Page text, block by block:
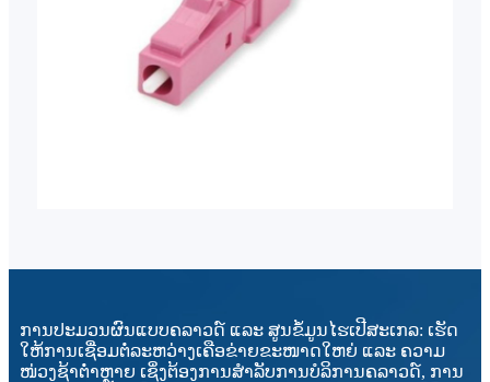
ການປະມວນຜົນແບບຄລາວດ໌ ແລະ ສູນຂໍ້ມູນໄຮເປີສະເກລ: ເຮັດ
ໃຫ້ການເຊື່ອມຕໍ່ລະຫວ່າງເຄືອຂ່າຍຂະໜາດໃຫຍ່ ແລະ ຄວາມ
ໜ່ວງຊ້າຕ່ຳຫຼາຍ ເຊິ່ງຕ້ອງການສຳລັບການບໍລິການຄລາວດ໌, ການ